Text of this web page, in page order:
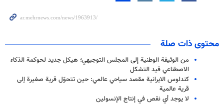
محتوى ذات صلة
من الوثيقة الوطنية إلى المجلس التوجيهي؛ هيكل جديد لحوكمة الذكاء
الاصطناعي قيد التشكل
كندلوس الايرانية مقصد سياحي عالمي: حين تتحوّل قرية صغيرة إلى
قرية عالمية
لا يوجد أي نقص في إنتاج الإنسولين